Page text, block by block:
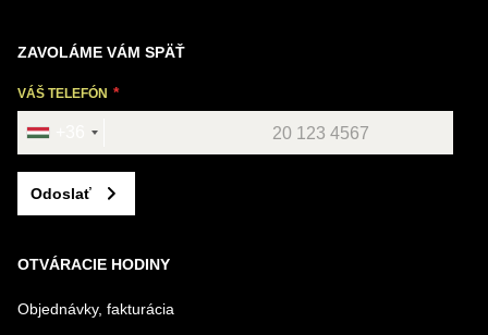
ZAVOLÁME VÁM SPÄŤ
VÁŠ TELEFÓN
Odoslať
OTVÁRACIE HODINY
Objednávky, fakturácia